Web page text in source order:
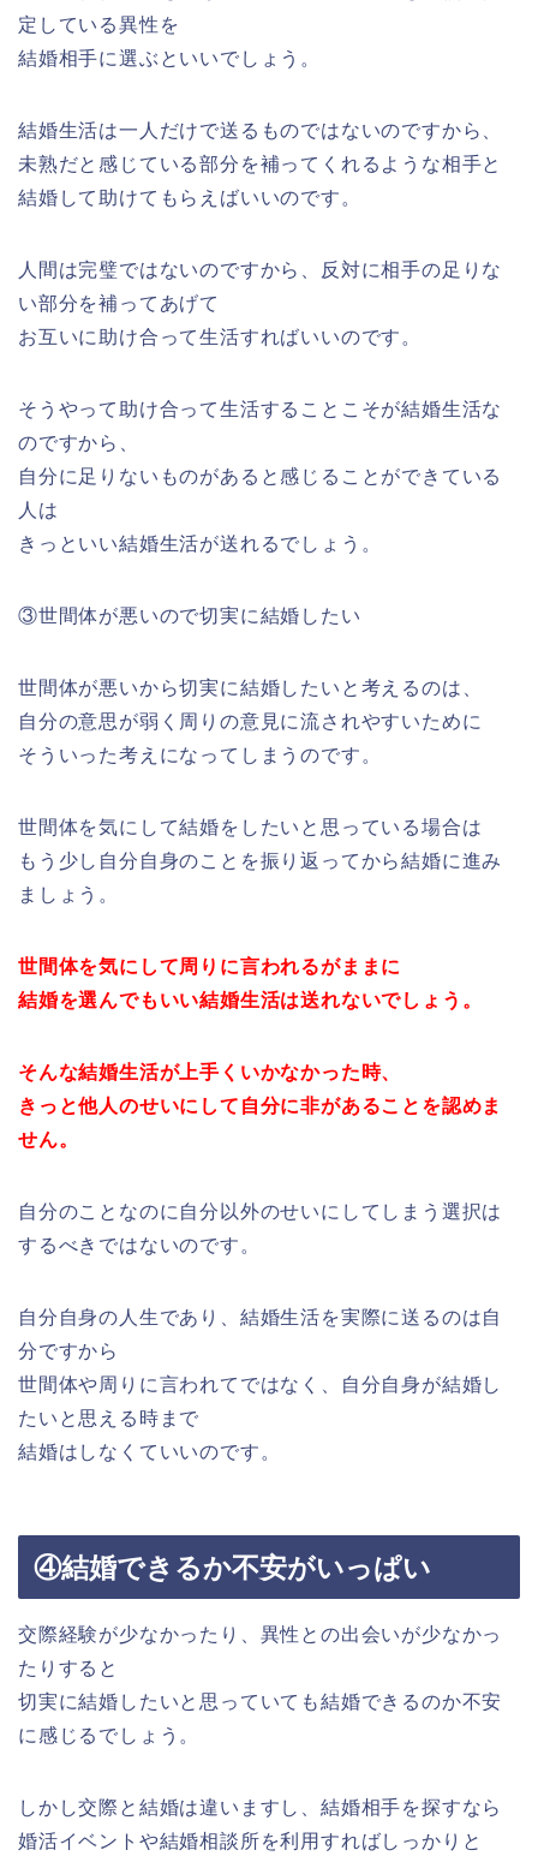
定している異性を
結婚相手に選ぶといいでしょう。
結婚生活は一人だけで送るものではないのですから、
未熟だと感じている部分を補ってくれるような相手と
結婚して助けてもらえばいいのです。
人間は完璧ではないのですから、反対に相手の足りな
い部分を補ってあげて
お互いに助け合って生活すればいいのです。
そうやって助け合って生活することこそが結婚生活な
のですから、
自分に足りないものがあると感じることができている
人は
きっといい結婚生活が送れるでしょう。
③世間体が悪いので切実に結婚したい
世間体が悪いから切実に結婚したいと考えるのは、
自分の意思が弱く周りの意見に流されやすいために
そういった考えになってしまうのです。
世間体を気にして結婚をしたいと思っている場合は
もう少し自分自身のことを振り返ってから結婚に進み
ましょう。
世間体を気にして周りに言われるがままに
結婚を選んでもいい結婚生活は送れないでしょう。
そんな結婚生活が上手くいかなかった時、
きっと他人のせいにして自分に非があることを認めま
せん。
自分のことなのに自分以外のせいにしてしまう選択は
するべきではないのです。
自分自身の人生であり、結婚生活を実際に送るのは自
分ですから
世間体や周りに言われてではなく、自分自身が結婚し
たいと思える時まで
結婚はしなくていいのです。
④結婚できるか不安がいっぱい
交際経験が少なかったり、異性との出会いが少なかっ
たりすると
切実に結婚したいと思っていても結婚できるのか不安
に感じるでしょう。
しかし交際と結婚は違いますし、結婚相手を探すなら
婚活イベントや結婚相談所を利用すればしっかりと